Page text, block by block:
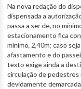
Na nova redação do
dispensada a
passa a ser de, no
estacionamento fica
mínimo, 2,40m; caso
afastamento e do
texto exige ainda a
circulação de pedestres
devidamente